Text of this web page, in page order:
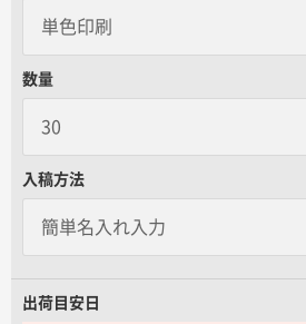
データ入稿ガイド
再注文について
よくあるご質問
数量
入稿方法
出荷目安日